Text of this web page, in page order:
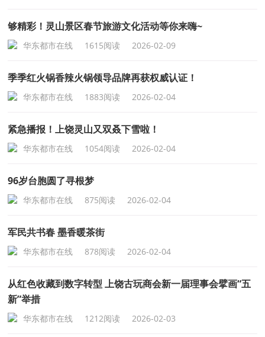
够精彩！灵山景区春节旅游文化活动等你来嗨~
华东都市在线 1615阅读 2026-02-09
季季红火锅香辣火锅领导品牌再获权威认证！
华东都市在线 1883阅读 2026-02-04
紧急播报！上饶灵山又双叒下雪啦！
华东都市在线 1054阅读 2026-02-04
96岁台胞圆了寻根梦
华东都市在线 875阅读 2026-02-04
军民共书春 墨香暖茶街
华东都市在线 878阅读 2026-02-04
从红色收藏到数字转型 上饶古玩商会新一届理事会擘画“五
新”举措
华东都市在线 1212阅读 2026-02-03